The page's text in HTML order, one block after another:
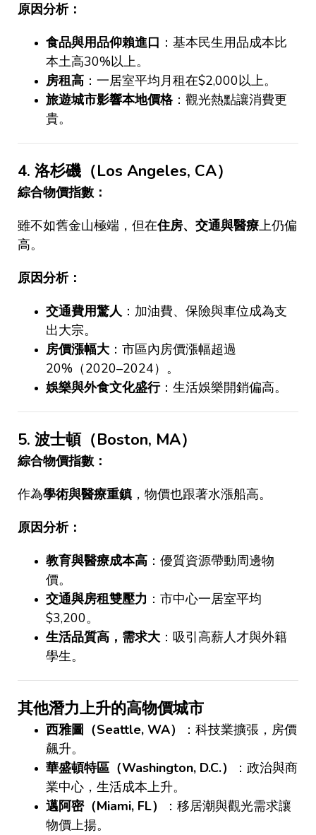
原因分析：
食品與用品仰賴進口 ：基本民生用品成本比
本土高30%以上。
房租高 ：一居室平均月租在$2,000以上。
旅遊城市影響本地價格：觀光熱點讓消費更
貴。
4. 洛杉磯（Los Angeles, CA）
綜合物價指數：
雖不如舊金山極端，但在住房、交通與醫療上仍偏
高。
原因分析：
交通費用驚人：加油費、保險與車位成為支
出大宗。
房價漲幅大：市區內房價漲幅超過
20% （2020–2024）。
娛樂與外食文化盛行：生活娛樂開銷偏高。
5. 波士頓（Boston, MA）
綜合物價指數：
作為學術與醫療重鎮，物價也跟著水漲船高。
原因分析：
教育與醫療成本高 ：優質資源帶動周邊物
價。
交通與房租雙壓力 ：市中心一居室平均
$3,200。
生活品質高，需求大：吸引高薪人才與外籍
學生。
其他潛力上升的高物價城市
西雅圖（Seattle, WA）
：科技業擴張，房價
飆升。
華盛頓特區（Washington, D.C.）
：政治與商
業中心，生活成本上升。
邁阿密（Miami, FL）
：移居潮與觀光需求讓
物價上揚。